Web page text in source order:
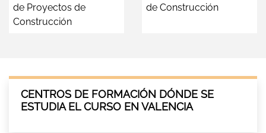
de Proyectos de
Construcción
de Construcción
CENTROS DE FORMACIÓN DÓNDE SE
ESTUDIA EL CURSO EN VALENCIA